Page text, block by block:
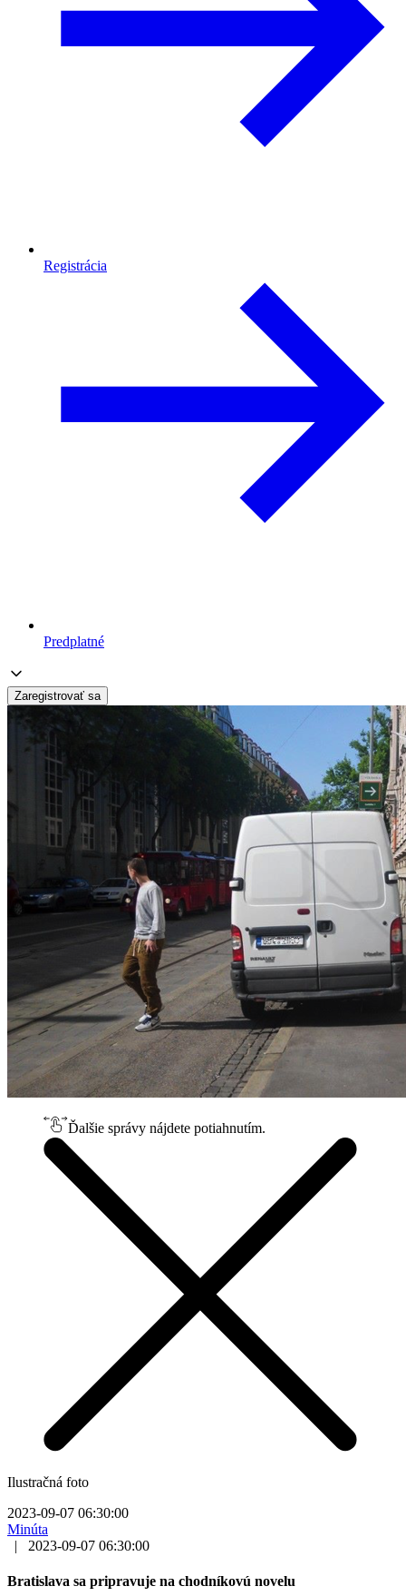
Registrácia
Predplatné
Zaregistrovať sa
Ďalšie správy nájdete potiahnutím.
Ilustračná foto
2023-09-07 06:30:00
Minúta
|
2023-09-07 06:30:00
Bratislava sa pripravuje na chodníkovú novelu